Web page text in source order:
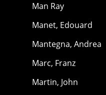
Man Ray
Manet, Edouard
Mantegna, Andrea
Marc, Franz
Martin, John